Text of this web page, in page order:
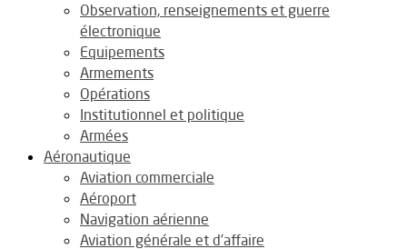
Observation, renseignements et guerre
électronique
Equipements
Armements
Opérations
Institutionnel et politique
Armées
Aéronautique
Aviation commerciale
Aéroport
Navigation aérienne
Aviation générale et d’affaire